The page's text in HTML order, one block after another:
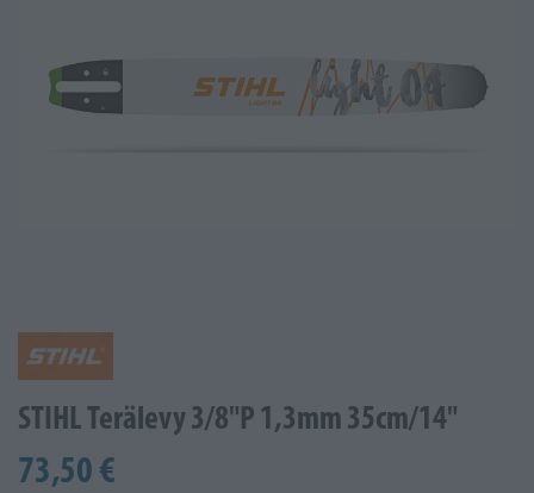
STIHL Terälevy 3/8"P 1,3mm 35cm/14"
73,50 €